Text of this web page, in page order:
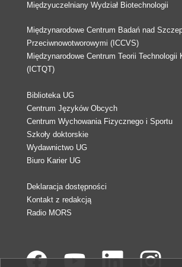
Międzyuczelniany Wydział Biotechnologii
Międzynarodowe Centrum Badań nad
Przeciwnowotworowymi (ICCVS)
Międzynarodowe Centrum Teorii Technologii
(ICTQT)
Biblioteka UG
Centrum Języków Obcych
Centrum Wychowania Fizycznego i Sportu
Szkoły doktorskie
Wydawnictwo UG
Biuro Karier UG
Deklaracja dostępności
Kontakt z redakcją
Radio MORS